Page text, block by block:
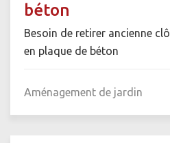
béton
Besoin de retirer ancienne
en plaque de béton
Aménagement de jardin